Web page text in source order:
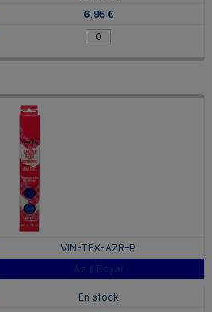
6,95 €
VIN-TEX-AZR-P
Azul Royal
En stock